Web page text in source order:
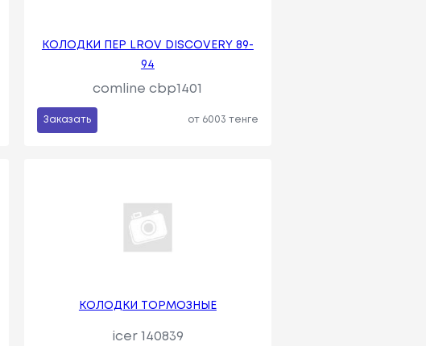
КОЛОДКИ ПЕР LROV DISCOVERY 89-
94
comline cbp1401
Заказать от 6003 тенге
КОЛОДКИ ТОРМОЗНЫЕ
icer 140839